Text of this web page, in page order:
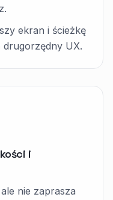
ekran i ścieżkę
UX.
i
nie zaprasza